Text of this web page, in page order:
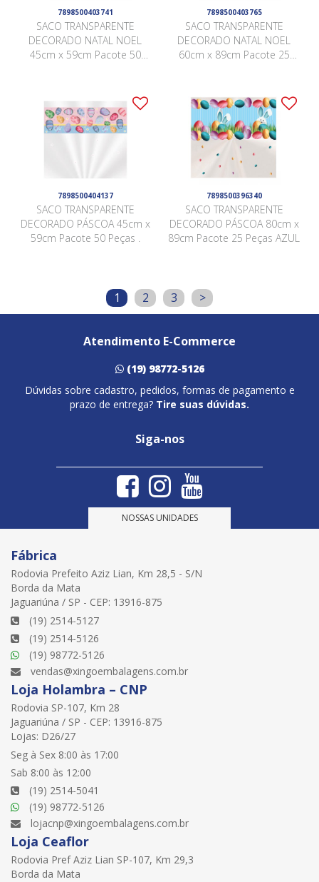
7898500403741
SACO TRANSPARENTE
DECORADO NATAL NOEL
45cm x 59cm Pacote 50
7898500403765
SACO TRANSPARENTE
DECORADO NATAL NOEL
60cm x 89cm Pacote 25
7898500404137
SACO TRANSPARENTE
DECORADO PÁSCOA 45cm x
59cm Pacote 50 Peças .
7898500396340
SACO TRANSPARENTE
DECORADO PÁSCOA 80cm x
89cm Pacote 25 Peças AZUL
1 2 3 >
Atendimento E-Commerce
(19) 98772-5126
Dúvidas sobre cadastro, pedidos, formas de pagamento e
prazo de entrega? Tire suas dúvidas.
Siga-nos
NOSSAS UNIDADES
Fábrica
Rodovia Prefeito Aziz Lian, Km 28,5 - S/N
Borda da Mata
Jaguariúna / SP - CEP: 13916-875
(19) 2514-5127
(19) 2514-5126
(19) 98772-5126
vendas@xingoembalagens.com.br
Loja Holambra – CNP
Rodovia SP-107, Km 28
Jaguariúna / SP - CEP: 13916-875
Lojas: D26/27
Seg à Sex 8:00 às 17:00
Sab 8:00 às 12:00
(19) 2514-5041
(19) 98772-5126
lojacnp@xingoembalagens.com.br
Loja Ceaflor
Rodovia Pref Aziz Lian SP-107, Km 29,3
Borda da Mata